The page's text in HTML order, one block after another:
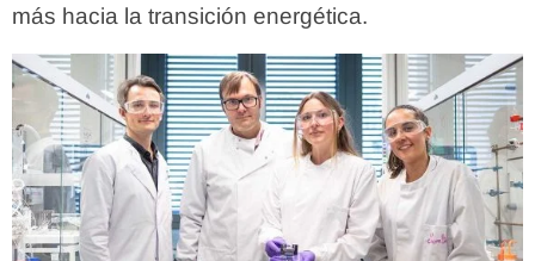
más hacia la transición energética.